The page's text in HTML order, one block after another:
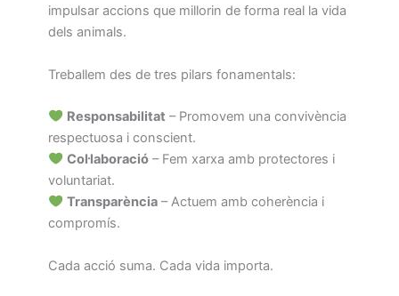
impulsar accions que millorin de forma real la vida
dels animals.
Treballem des de tres pilars fonamentals:
Responsabilitat – Promovem una convivència
respectuosa i conscient.
Col·laboració– Fem xarxa amb protectores i
voluntariat.
Transparència– Actuem amb coherència i
compromís.
Cada acció suma. Cada vida importa.